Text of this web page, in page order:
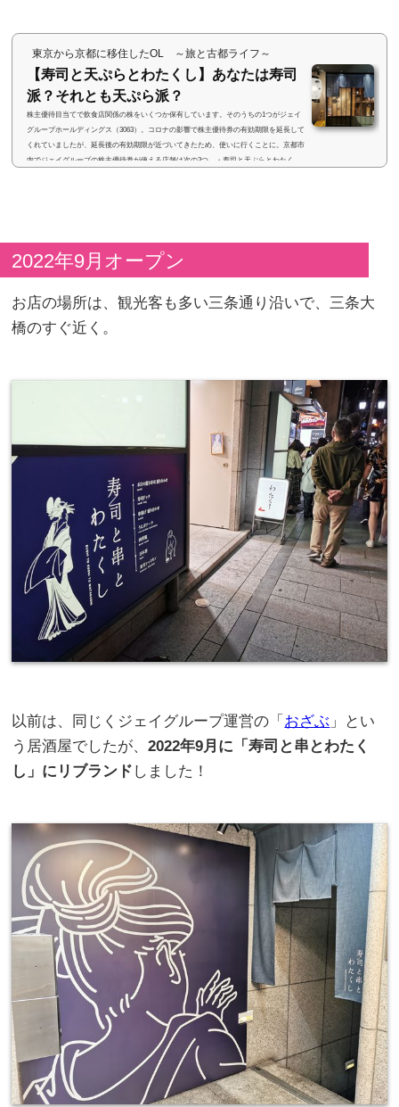
東京から京都に移住したOL ～旅と古都ライフ～
【寿司と天ぷらとわたくし】あなたは寿司
派？それとも天ぷら派？
株主優待目当てで飲食店関係の株をいくつか保有しています。そのうちの1つがジェイ
グループホールディングス（3063）。コロナの影響で株主優待券の有効期限を延長して
くれていましたが、延長後の有効期限が近づいてきたため、使いに行くことに。京都市
内でジェイグループの株主優待券が使える店舗は次の3つ。・寿司と天ぷらとわたく
2022年9月オープン
お店の場所は、観光客も多い三条通り沿いで、三条大
橋のすぐ近く。
以前は、同じくジェイグループ運営の「 おざぶ 」とい
う居酒屋でしたが、2022年9月に「寿司と串とわたく
し」にリブランド しました！